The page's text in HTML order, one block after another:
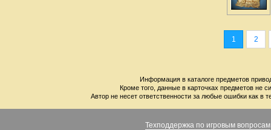
1 2
Информация в каталоге предметов
Кроме того, данные в карточках предметов не
Автор не несет ответственности за любые ошибки как в
Техподдержка по игровым вопросам